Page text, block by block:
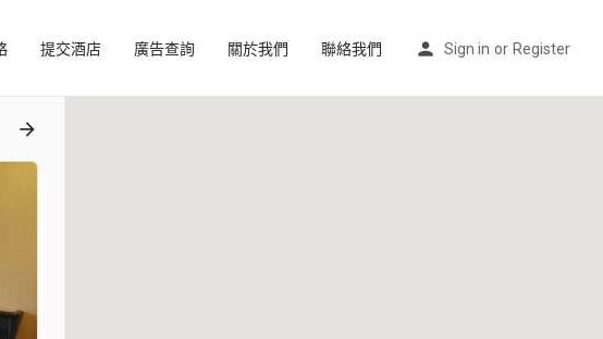
提交酒店 廣告查詢 關於我們 聯絡我們 Sign in or Register
arrow_forward